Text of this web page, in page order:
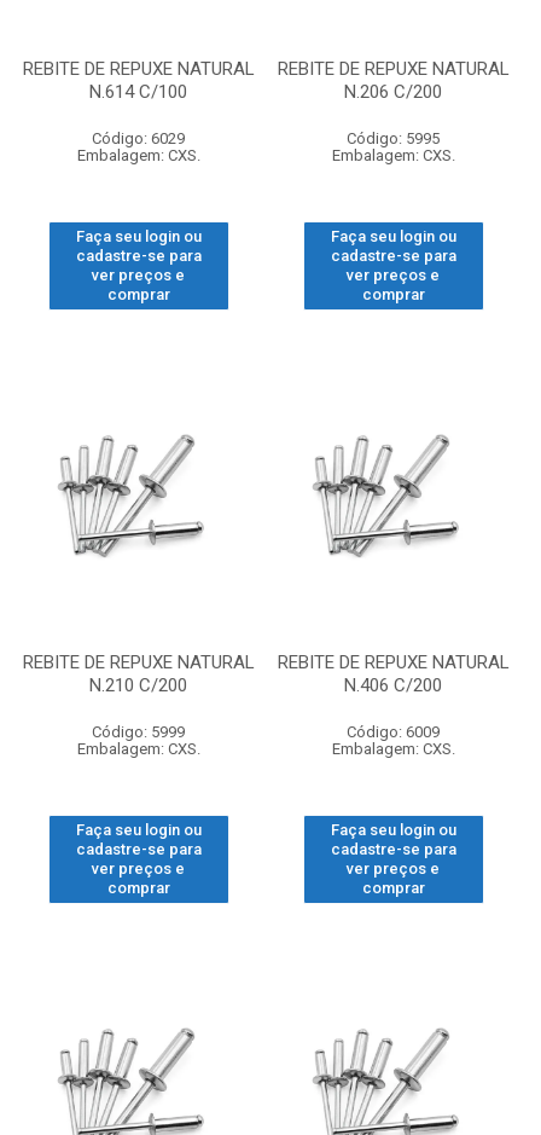
REBITE DE REPUXE NATURAL
N.614 C/100
Código: 6029
Embalagem: CXS.
Faça seu login ou
cadastre-se para
ver preços e
comprar
REBITE DE REPUXE NATURAL
N.206 C/200
Código: 5995
Embalagem: CXS.
Faça seu login ou
cadastre-se para
ver preços e
comprar
REBITE DE REPUXE NATURAL
N.210 C/200
Código: 5999
Embalagem: CXS.
Faça seu login ou
cadastre-se para
ver preços e
comprar
REBITE DE REPUXE NATURAL
N.406 C/200
Código: 6009
Embalagem: CXS.
Faça seu login ou
cadastre-se para
ver preços e
comprar